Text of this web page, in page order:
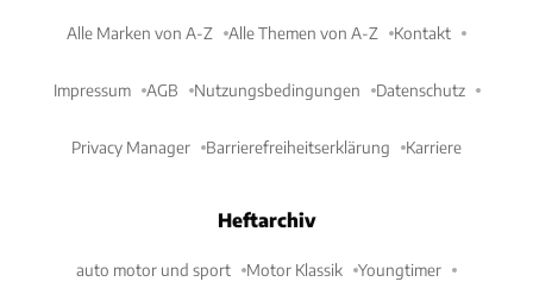
Alle Marken von A-Z Alle Themen von A-Z Kontakt
Impressum AGB Nutzungsbedingungen Datenschutz
Privacy Manager Barrierefreiheitserklärung Karriere
Heftarchiv
auto motor und sport Motor Klassik Youngtimer